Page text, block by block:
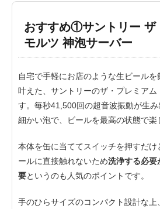
おすすめ①サントリー ザ
モルツ 神泡サーバー
自宅で手軽にお店のような生ビール
叶えた、サントリーのザ・プレミア
す。毎秒41,500回の超音波振動が生
細かい泡で、ビールを最高の状態で楽
本体を缶に当ててスイッチを押すだ
ールに直接触れないため洗浄する必要
要というのも人気のポイントです。
手のひらサイズのコンパクト設計な